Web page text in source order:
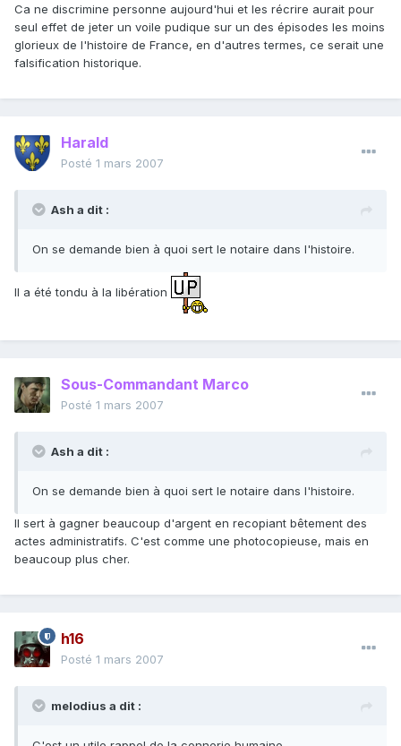
Ca ne discrimine personne aujourd'hui et les récrire aurait pour
seul effet de jeter un voile pudique sur un des épisodes les moins
glorieux de l'histoire de France, en d'autres termes, ce serait une
falsification historique.
Harald
Posté 1 mars 2007
Ash a dit :
On se demande bien à quoi sert le notaire dans l'histoire.
Il a été tondu à la libération
Sous-Commandant Marco
Posté 1 mars 2007
Ash a dit :
On se demande bien à quoi sert le notaire dans l'histoire.
Il sert à gagner beaucoup d'argent en recopiant bêtement des
actes administratifs. C'est comme une photocopieuse, mais en
beaucoup plus cher.
h16
Posté 1 mars 2007
melodius a dit :